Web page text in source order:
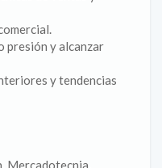
presión y alcanzar
y tendencias
Mercadotecnia,